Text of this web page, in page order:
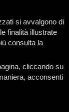
nostre firme
SON
si avvalgono di
finalità illustrate
consulta la
cliccando su
acconsenti